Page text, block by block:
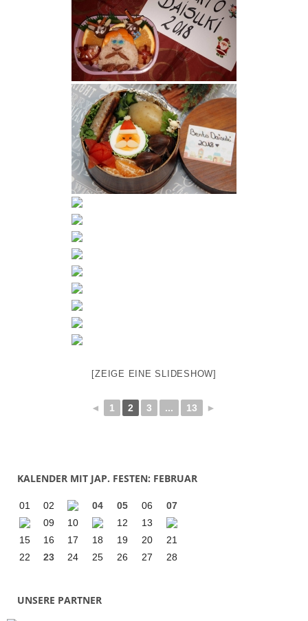
[ZEIGE EINE SLIDESHOW]
◄ 1 2 3 ... 13 ►
KALENDER MIT JAP. FESTEN: FEBRUAR
01 02 04 05 06
07
09
10 12
13
15
16 17 18 19 20
21
22
23 24 25 26 27 28
UNSERE PARTNER